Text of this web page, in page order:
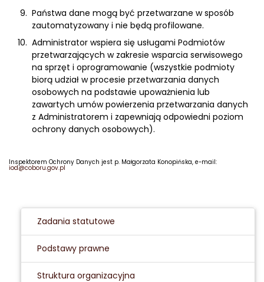
Państwa dane mogą być przetwarzane w sposób
zautomatyzowany i nie będą profilowane.
Administrator wspiera się usługami Podmiotów
przetwarzających w zakresie wsparcia serwisowego
na sprzęt i oprogramowanie (wszystkie podmioty
biorą udział w procesie przetwarzania danych
osobowych na podstawie upoważnienia lub
zawartych umów powierzenia przetwarzania danych
z Administratorem i zapewniają odpowiedni poziom
ochrony danych osobowych).
Inspektorem Ochrony Danych jest p. Małgorzata Konopińska, e-mail:
iod@coboru.gov.pl
Zadania statutowe
Podstawy prawne
Struktura organizacyjna